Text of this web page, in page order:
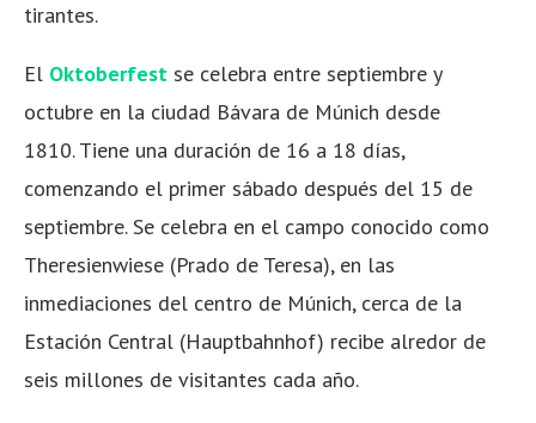
tirantes.
El Oktoberfest se celebra entre septiembre y
octubre en la ciudad Bávara de Múnich desde
1810. Tiene una duración de 16 a 18 días,
comenzando el primer sábado después del 15 de
septiembre. Se celebra en el campo conocido como
Theresienwiese (Prado de Teresa), en las
inmediaciones del centro de Múnich, cerca de la
Estación Central (Hauptbahnhof) recibe alredor de
seis millones de visitantes cada año.